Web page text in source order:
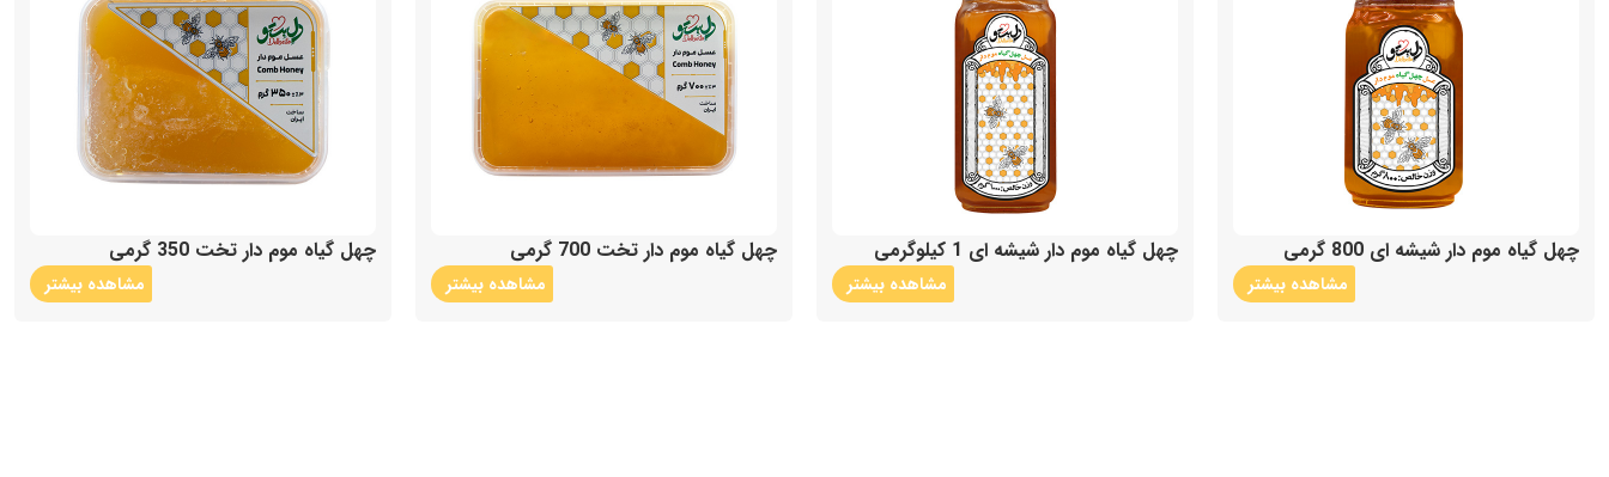
چهل گیاه موم دار شیشه ای 800 گرمی
مشاهده بیشتر
چهل گیاه موم دار شیشه ای 1 کیلوگرمی
مشاهده بیشتر
چهل گیاه موم دار تخت 700 گرمی
مشاهده بیشتر
چهل گیاه موم دار تخت 350 گرمی
مشاهده بیشتر